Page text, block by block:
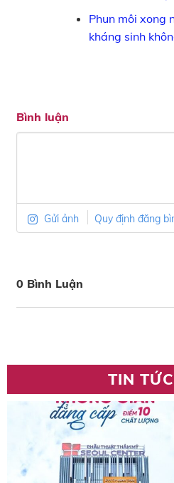
Phun môi xong
kháng sinh
Bình luận
Gửi ảnh Quy định đăng
0 Bình Luận
TIN